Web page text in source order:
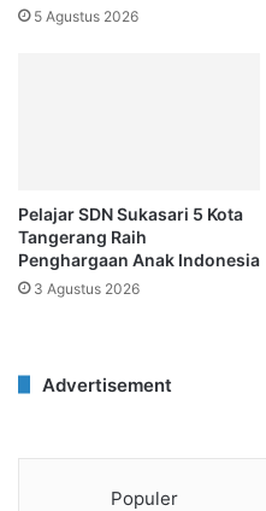
5 Agustus 2026
Pelajar SDN Sukasari 5 Kota
Tangerang Raih
Penghargaan Anak Indonesia
3 Agustus 2026
Advertisement
Populer